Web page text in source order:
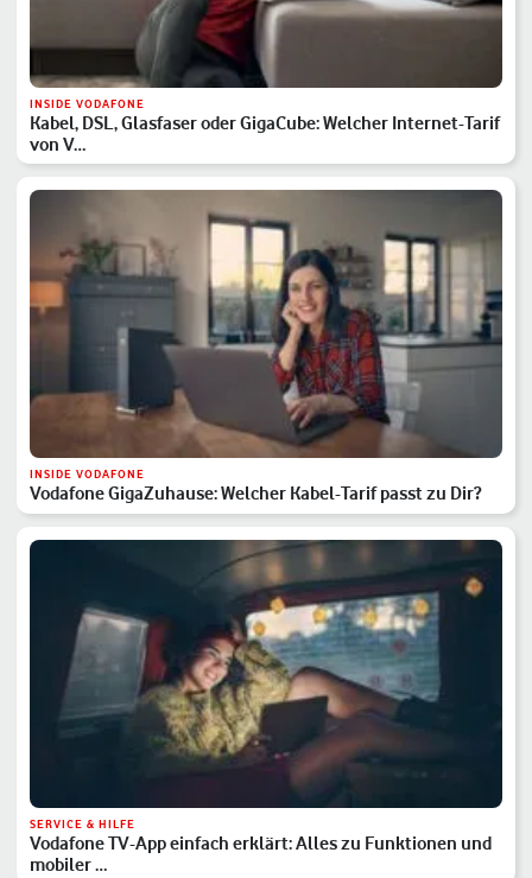
INSIDE VODAFONE
Kabel, DSL, Glasfaser oder GigaCube: Welcher Internet-Tarif
von V…
INSIDE VODAFONE
Vodafone GigaZuhause: Welcher Kabel-Tarif passt zu Dir?
SERVICE & HILFE
Vodafone TV-App einfach erklärt: Alles zu Funktionen und
mobiler …